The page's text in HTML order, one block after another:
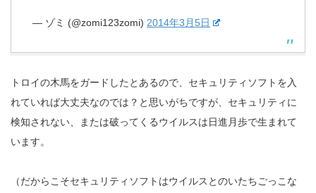
— ゾミ (@zomi123zomi) 2014年3月5日
トロイの木馬をガードしたとあるので、セキュリティソフトを入
れていれば大丈夫なのでは？と思いがちですが、セキュリティに
検知されない、または破ってくるウイルスは日進月歩で生まれて
います。
（だからこそセキュリティソフトはウイルスとのいたちごっこな